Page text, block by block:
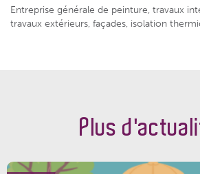
Entreprise générale de peinture, travaux
travaux extérieurs, façades, isolation
Plus